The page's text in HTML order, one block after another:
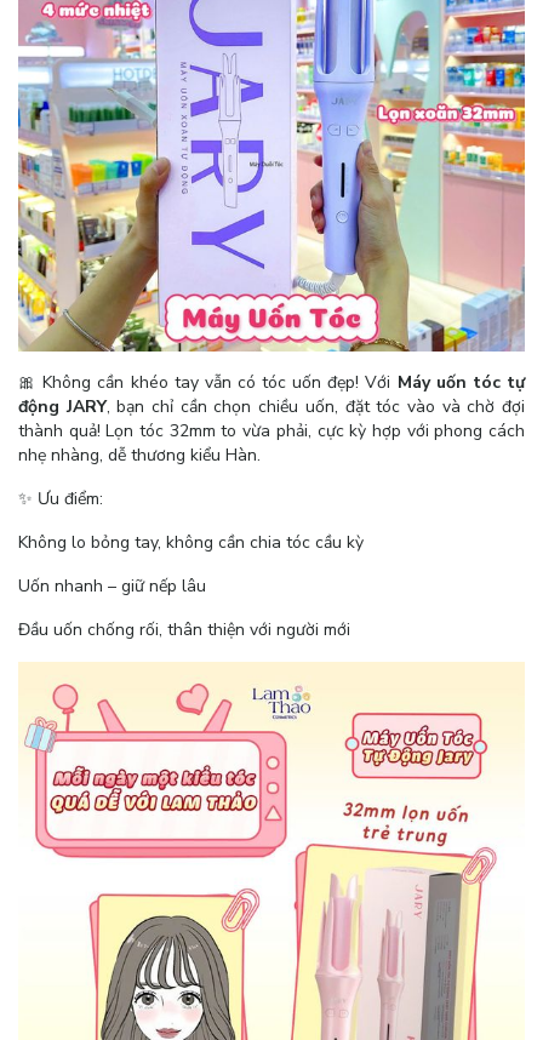
🎀 Không cần khéo tay vẫn có tóc uốn đẹp! Với Máy uốn tóc tự
động JARY, bạn chỉ cần chọn chiều uốn, đặt tóc vào và chờ đợi
thành quả! Lọn tóc 32mm to vừa phải, cực kỳ hợp với phong cách
nhẹ nhàng, dễ thương kiểu Hàn.
✨ Ưu điểm:
Không lo bỏng tay, không cần chia tóc cầu kỳ
Uốn nhanh – giữ nếp lâu
Đầu uốn chống rối, thân thiện với người mới